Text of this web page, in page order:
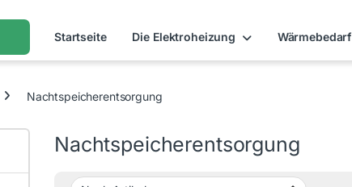
Startseite Die Elektroheizung Wärmebedarf
Nachtspeicherentsorgung
Nachtspeicherentsorgung